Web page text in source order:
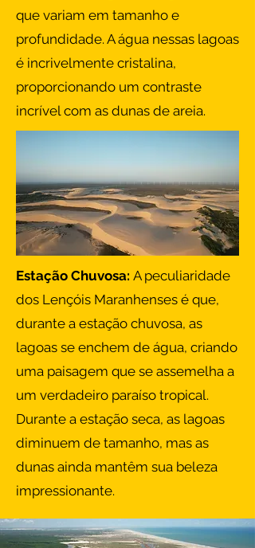
que variam em tamanho e
profundidade. A água nessas lagoas
é incrivelmente cristalina,
proporcionando um contraste
incrível com as dunas de areia.
​​Estação Chuvosa: A peculiaridade
dos Lençóis Maranhenses é que,
durante a estação chuvosa, as
lagoas se enchem de água, criando
uma paisagem que se assemelha a
um verdadeiro paraíso tropical.
Durante a estação seca, as lagoas
diminuem de tamanho, mas as
dunas ainda mantêm sua beleza
impressionante.